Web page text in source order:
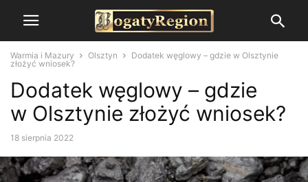
Warmia i Mazury Olsztyn
Dodatek węglowy – gdzie w Olsztynie
złożyć wniosek?
Dodatek węglowy – gdzie
w Olsztynie złożyć wniosek?
18 sierpnia 2022